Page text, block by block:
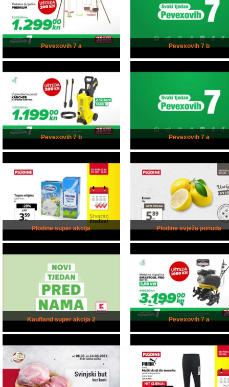
Pevexovih 7 a Pevexovih 7 b
Pevexovih 7 b Pevexovih 7 a
Plodine super akcija Plodine svježa ponuda
Kaufland super akcija 2 Pevexovih 7 a